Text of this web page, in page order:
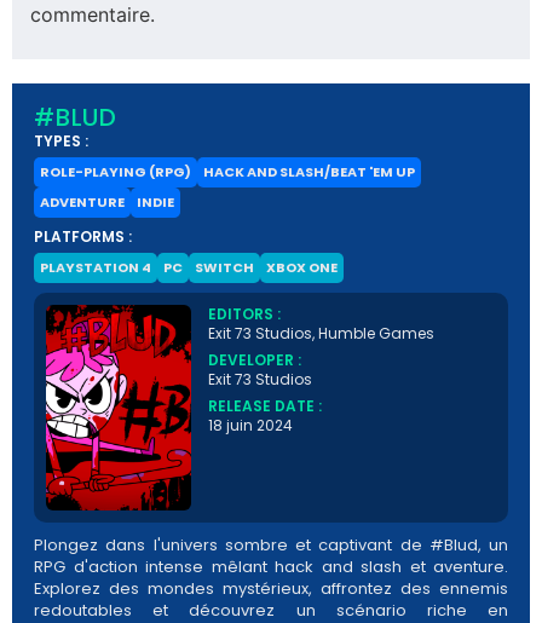
commentaire.
#BLUD
TYPES :
ROLE-PLAYING (RPG)
HACK AND SLASH/BEAT 'EM UP
ADVENTURE
INDIE
PLATFORMS :
PLAYSTATION 4 PC SWITCH XBOX ONE
EDITORS :
Exit 73 Studios, Humble Games
DEVELOPER :
Exit 73 Studios
RELEASE DATE :
18 juin 2024
Plongez dans l'univers sombre et captivant de #Blud, un
RPG d'action intense mêlant hack and slash et aventure.
Explorez des mondes mystérieux, affrontez des ennemis
redoutables et découvrez un scénario riche en